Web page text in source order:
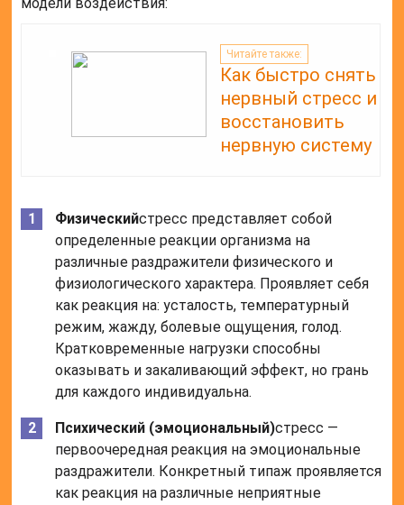
Читайте также:
Как быстро снять
нервный стресс и
восстановить
нервную систему
Физическийстресс представляет собой
определенные реакции организма на
различные раздражители физического и
физиологического характера. Проявляет себя
как реакция на: усталость, температурный
режим, жажду, болевые ощущения, голод.
Кратковременные нагрузки способны
оказывать и закаливающий эффект, но грань
для каждого индивидуальна.
Психический (эмоциональный)стресс —
первоочередная реакция на эмоциональные
раздражители. Конкретный типаж проявляется
как реакция на различные неприятные